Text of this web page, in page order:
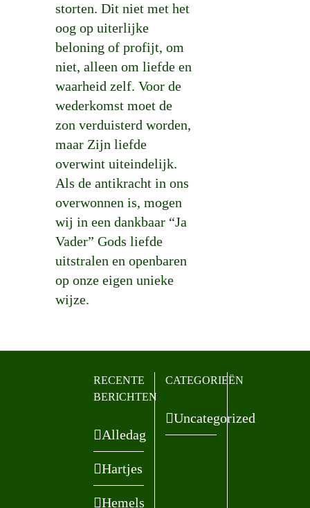
storten. Dit niet met het
oog op uiterlijke
beloning of profijt, om
niet, alleen om liefde en
waarheid zelf. Voor de
wederkomst moet de
zon verduisterd worden,
maar Zijn liefde
overwint uiteindelijk.
Als de antikracht in ons
overwonnen is, mogen
wij in een dankbaar “Ja
Vader” Gods liefde
uitstralen en openbaren
op onze eigen unieke
wijze.
RECENTE
BERICHTEN
Alledag
Hartjes
Hemels
CATEGORIEËN
Uncategorized